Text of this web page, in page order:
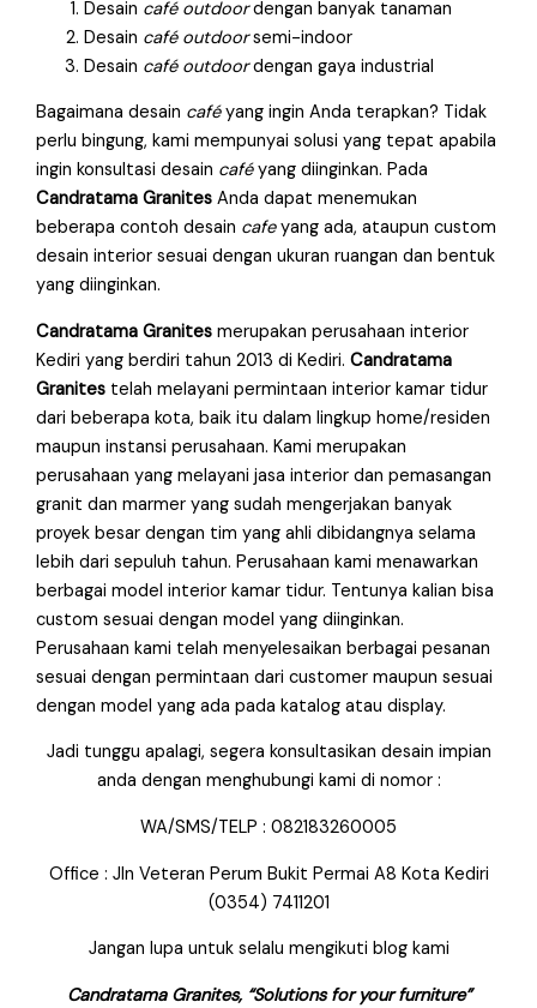
Desain café outdoordengan banyak tanaman
Desain café outdoorsemi-indoor
Desain café outdoordengan gaya industrial
Bagaimana desain caféyang ingin Anda terapkan? Tidak
perlu bingung, kami mempunyai solusi yang tepat apabila
ingin konsultasi desain caféyang diinginkan. Pada
Candratama Granites Anda dapat menemukan
beberapa contoh desain cafeyang ada, ataupun custom
desain interior sesuai dengan ukuran ruangan dan bentuk
yang diinginkan.
Candratama Granites merupakan perusahaan interior
Kediri yang berdiri tahun 2013 di Kediri.Candratama
Granites telah melayani permintaan interior kamar tidur
dari beberapa kota, baik itu dalam lingkup home/residen
maupun instansi perusahaan. Kami merupakan
perusahaan yang melayani jasa interior dan pemasangan
granit dan marmer yang sudah mengerjakan banyak
proyek besar dengan tim yang ahli dibidangnya selama
lebih dari sepuluh tahun. Perusahaan kami menawarkan
berbagai model interior kamar tidur. Tentunya kalian bisa
custom sesuai dengan model yang diinginkan.
Perusahaan kami telah menyelesaikan berbagai pesanan
sesuai dengan permintaan dari customer maupun sesuai
dengan model yang ada pada katalog atau display.
Jadi tunggu apalagi, segera konsultasikan desain impian
anda dengan menghubungi kami di nomor :
WA/SMS/TELP : 082183260005
Office : Jln Veteran Perum Bukit Permai A8 Kota Kediri
(0354) 7411201
Jangan lupa untuk selalu mengikuti blog kami
Candratama Granites, “Solutions for your furniture”